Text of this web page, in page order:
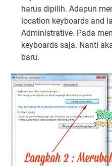
harus dipilih. Adapun
location keyboards and
Administrative. Pada
keyboards saja. Nanti
baru.